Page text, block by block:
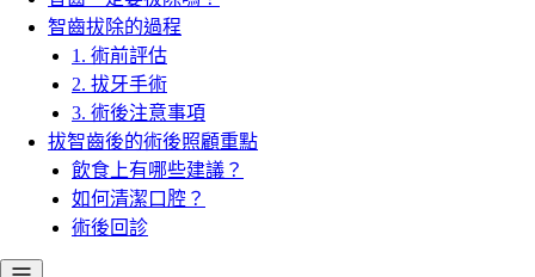
智齒拔除的過程
1. 術前評估
2. 拔牙手術
3. 術後注意事項
拔智齒後的術後照顧重點
飲食上有哪些建議？
如何清潔口腔？
術後回診